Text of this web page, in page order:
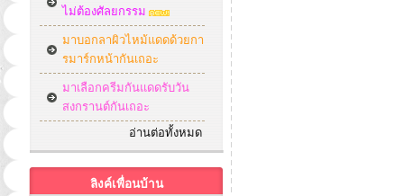
ไม่ต้องศัลยกรรม
มาบอกลาผิวไหม้แดดด้วยกา
รมาร์กหน้ากันเถอะ
มาเลือกครีมกันแดดรับวัน
สงกรานต์กันเถอะ
อ่านต่อทั้งหมด
ลิงค์เพื่อนบ้าน